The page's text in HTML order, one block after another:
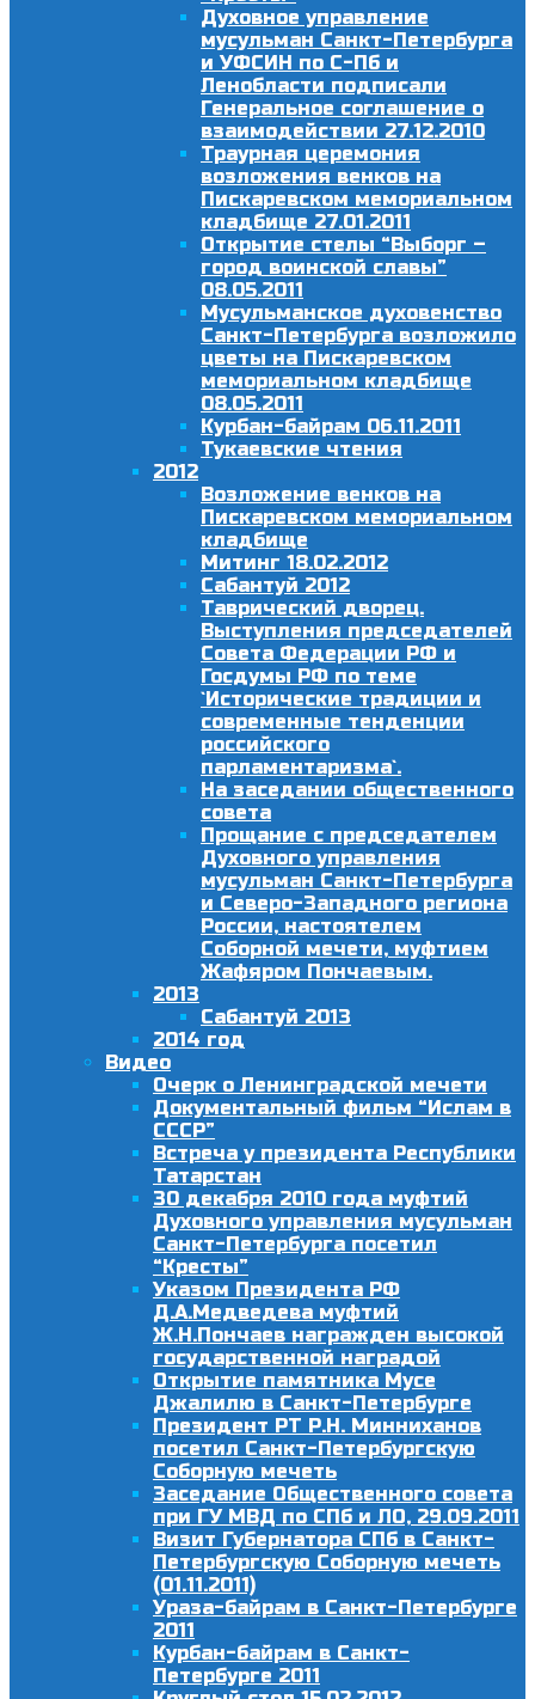
Духовное управление
мусульман Санкт-Петербурга
и УФСИН по С-Пб и
Ленобласти подписали
Генеральное соглашение о
взаимодействии 27.12.2010
Траурная церемония
возложения венков на
Пискаревском мемориальном
кладбище 27.01.2011
Открытие стелы “Выборг –
город воинской славы”
08.05.2011
Мусульманское духовенство
Санкт-Петербурга возложило
цветы на Пискаревском
мемориальном кладбище
08.05.2011
Курбан-байрам 06.11.2011
Тукаевские чтения
2012
Возложение венков на
Пискаревском мемориальном
кладбище
Митинг 18.02.2012
Сабантуй 2012
Таврический дворец.
Выступления председателей
Совета Федерации РФ и
Госдумы РФ по теме
`Исторические традиции и
современные тенденции
российского
парламентаризма`.
На заседании общественного
совета
Прощание с председателем
Духовного управления
мусульман Санкт-Петербурга
и Северо-Западного региона
России, настоятелем
Соборной мечети, муфтием
Жафяром Пончаевым.
2013
Сабантуй 2013
2014 год
Видео
Очерк о Ленинградской мечети
Документальный фильм “Ислам в
СССР”
Встреча у президента Республики
Татарстан
30 декабря 2010 года муфтий
Духовного управления мусульман
Санкт-Петербурга посетил
“Кресты”
Указом Президента РФ
Д.А.Медведева муфтий
Ж.Н.Пончаев награжден высокой
государственной наградой
Открытие памятника Мусе
Джалилю в Санкт-Петербурге
Президент РТ Р.Н. Минниханов
посетил Санкт-Петербургскую
Соборную мечеть
Заседание Общественного совета
при ГУ МВД по СПб и ЛО, 29.09.2011
Визит Губернатора СПб в Санкт-
Петербургскую Соборную мечеть
(01.11.2011)
Ураза-байрам в Санкт-Петербурге
2011
Курбан-байрам в Санкт-
Петербурге 2011